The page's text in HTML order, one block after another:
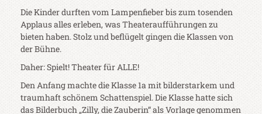
Die Kinder durften vom Lampenfieber bis zum tosenden
Applaus alles erleben, was Theateraufführungen zu
bieten haben. Stolz und beflügelt gingen die Klassen von
der Bühne.
Daher: Spielt! Theater für ALLE!
Den Anfang machte die Klasse 1a mit bilderstarkem und
traumhaft schönem Schattenspiel. Die Klasse hatte sich
das Bilderbuch „Zilly, die Zauberin“ als Vorlage genommen